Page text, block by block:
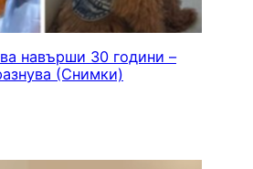
навърши 30 години –
(Снимки)